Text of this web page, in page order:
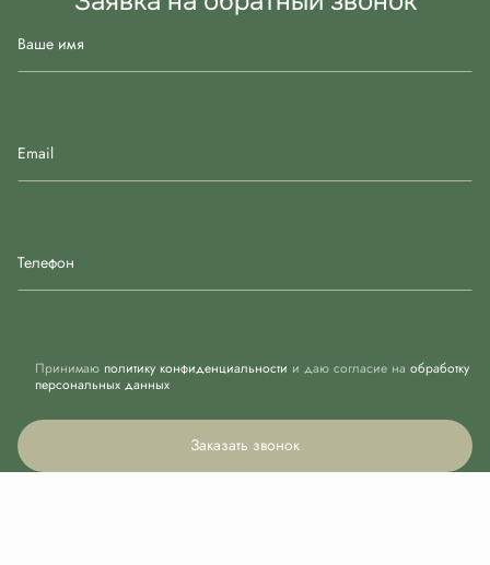
Ваше имя
Email
Телефон
Принимаю политику конфиденциальности и даю согласие на обработку
персональных данных
Заказать звонок